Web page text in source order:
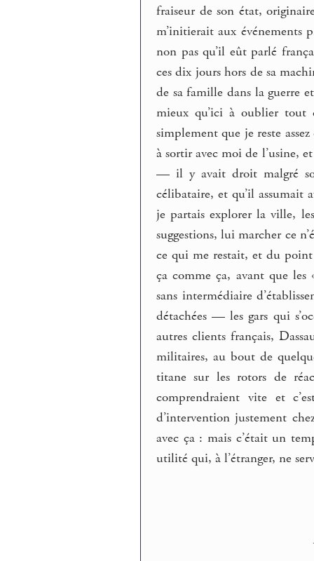
fraiseur de son état,
m’initierait aux événements
non pas qu’il eût parlé
ces dix jours hors de sa
de sa famille dans la guerre
mieux qu’ici à oublier
simplement que je reste
à sortir avec moi de l’usine,
— il y avait droit malgré
célibataire, et qu’il
je partais explorer la ville,
suggestions, lui marcher ce
ce qui me restait, et du
ça comme ça, avant que les
sans intermédiaire
détachées — les gars qui
autres clients français,
militaires, au bout de
titane sur les rotors de
comprendraient vite et
d’intervention justement
avec ça : mais c’était un
utilité qui, à l’étranger, ne